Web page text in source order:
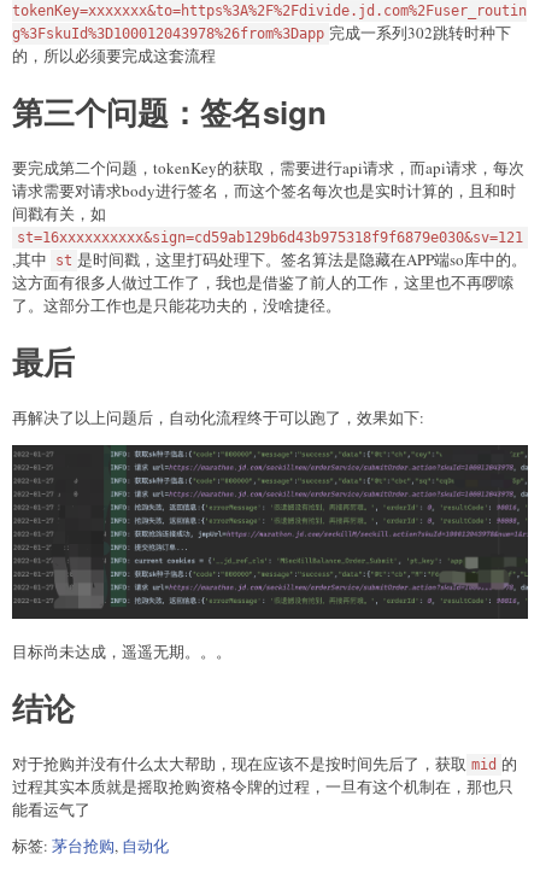
tokenKey=xxxxxxx&to=https%3A%2F%2Fdivide.jd.com%2Fuser_routin
g%3FskuId%3D100012043978%26from%3Dapp 完成一系列302跳转时种下
的，所以必须要完成这套流程
第三个问题：签名sign
要完成第二个问题，tokenKey的获取，需要进行api请求，而api请求，每次
请求需要对请求body进行签名，而这个签名每次也是实时计算的，且和时
间戳有关，如
st=16xxxxxxxxxx&sign=cd59ab129b6d43b975318f9f6879e030&sv=121
,其中 st 是时间戳，这里打码处理下。签名算法是隐藏在APP端so库中的。
这方面有很多人做过工作了，我也是借鉴了前人的工作，这里也不再啰嗦
了。这部分工作也是只能花功夫的，没啥捷径。
最后
再解决了以上问题后，自动化流程终于可以跑了，效果如下:
目标尚未达成，遥遥无期。。。
结论
对于抢购并没有什么太大帮助，现在应该不是按时间先后了，获取 mid 的
过程其实本质就是摇取抢购资格令牌的过程，一旦有这个机制在，那也只
能看运气了
标签: 茅台抢购, 自动化